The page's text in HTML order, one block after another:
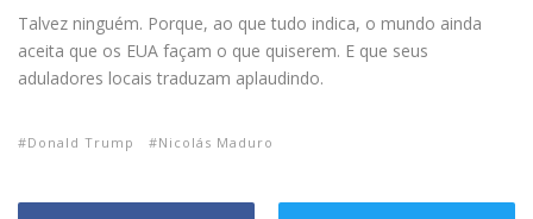
Talvez ninguém. Porque, ao que tudo indica, o mundo ainda
aceita que os EUA façam o que quiserem. E que seus
aduladores locais traduzam aplaudindo.
Donald Trump Nicolás Maduro